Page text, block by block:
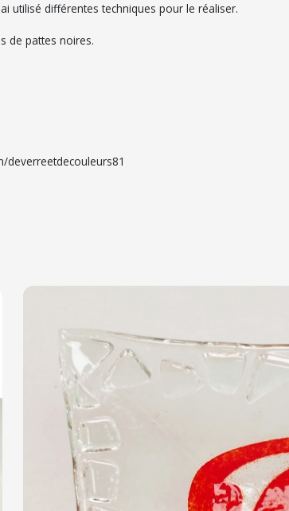
utilisé différentes techniques pour le réaliser.
de pattes noires.
deverreetdecouleurs81